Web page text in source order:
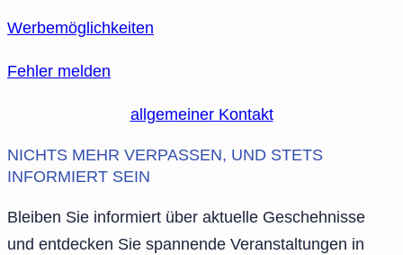
Werbemöglichkeiten
Fehler melden
allgemeiner Kontakt
NICHTS MEHR VERPASSEN, UND STETS
INFORMIERT SEIN
Bleiben Sie informiert über aktuelle Geschehnisse
und entdecken Sie spannende Veranstaltungen in